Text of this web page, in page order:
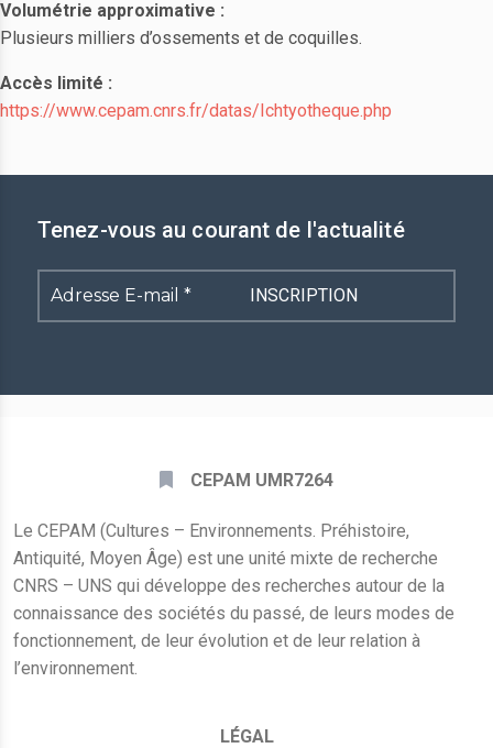
Volumétrie approximative :
Plusieurs milliers d’ossements et de coquilles.
Accès limité :
https://www.cepam.cnrs.fr/datas/Ichtyotheque.php
Tenez-vous au courant de l'actualité
Adresse
E-
CEPAM UMR7264
Le CEPAM (Cultures – Environnements. Préhistoire,
Antiquité, Moyen Âge) est une unité mixte de recherche
CNRS – UNS qui développe des recherches autour de la
connaissance des sociétés du passé, de leurs modes de
fonctionnement, de leur évolution et de leur relation à
l’environnement.
LÉGAL